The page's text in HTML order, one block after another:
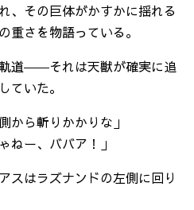
、その巨体がかすかに揺れる
重さを物語っている。
道――それは天獣が確実に追
ていた。
から斬りかかりな」
ねー、ババア！」
スはラズナンドの左側に回り